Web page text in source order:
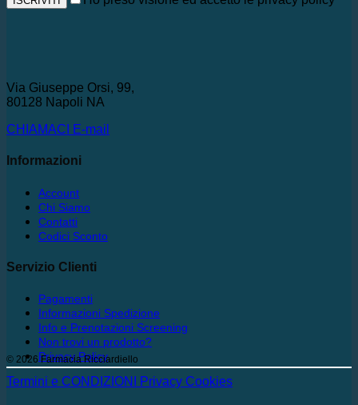
Via Giuseppe Orsi, 99,
80128 Napoli NA
CHIAMACI
E-mail
Informazioni
Account
Chi Siamo
Contatti
Codici Sconto
Servizio Clienti
Pagamenti
Informazioni Spedizione
Info e Prenotazioni Screening
Non trovi un prodotto?
Privacy Policy
© 2026 Farmacia Ricciardiello
Termini e CONDIZIONI Privacy Cookies